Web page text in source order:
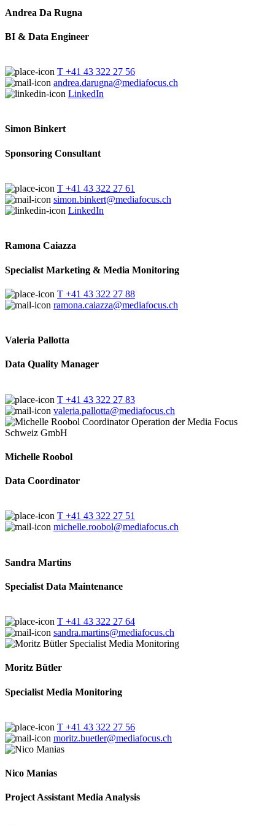
Andrea Da Rugna
BI & Data Engineer
T +41 43 322 27 56
andrea.darugna@mediafocus.ch
LinkedIn
Simon Binkert
Sponsoring Consultant
T +41 43 322 27 61
simon.binkert@mediafocus.ch
LinkedIn
Ramona Caiazza
Specialist Marketing & Media Monitoring
T +41 43 322 27 88
ramona.caiazza@mediafocus.ch
Valeria Pallotta
Data Quality Manager
T +41 43 322 27 83
valeria.pallotta@mediafocus.ch
Michelle Roobol
Data Coordinator
T +41 43 322 27 51
michelle.roobol@mediafocus.ch
Sandra Martins
Specialist Data Maintenance
T +41 43 322 27 64
sandra.martins@mediafocus.ch
Moritz Bütler
Specialist Media Monitoring
T +41 43 322 27 56
moritz.buetler@mediafocus.ch
Nico Manias
Project Assistant Media Analysis